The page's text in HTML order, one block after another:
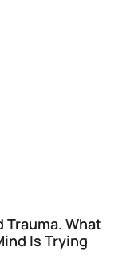
Trauma. What
Is Trying